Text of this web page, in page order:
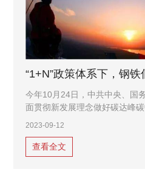
今年10月24日，中共中央、国
面贯彻新发展理念做好碳达峰
《意见》）；10月26日，国务
2023-09-12
查看全文